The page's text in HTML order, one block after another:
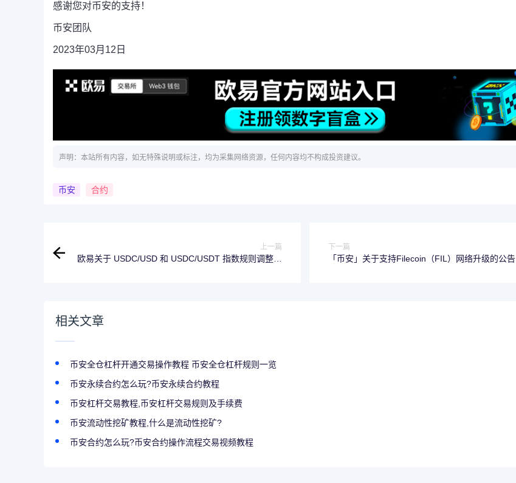
感谢您对币安的支持！
币安团队
2023年03月12日
声明：本站所有内容，如无特殊说明或标注，均为采集网络资源，任何内容均不构成投资建议。
币安 合约
上一篇
欧易关于 USDC/USD 和 USDC/USDT 指数规则调整的
下一篇
「币安」关于支持Filecoin（FIL）网络升级的公告
相关文章
币安全仓杠杆开通交易操作教程 币安全仓杠杆规则一览
币安永续合约怎么玩?币安永续合约教程
币安杠杆交易教程,币安杠杆交易规则及手续费
币安流动性挖矿教程,什么是流动性挖矿?
币安合约怎么玩?币安合约操作流程交易视频教程